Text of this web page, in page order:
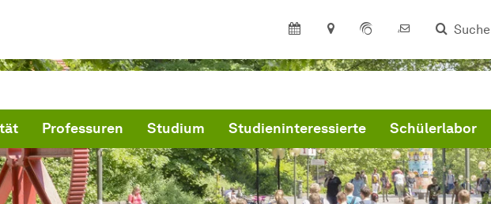
Suche
Professuren Studium Studieninteressierte Schülerlabor